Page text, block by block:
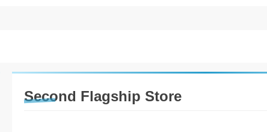
Second Flagship Store